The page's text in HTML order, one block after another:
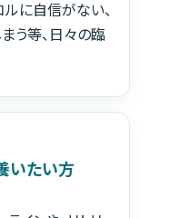
に自信がない、
う等、日々の臨
いたい方